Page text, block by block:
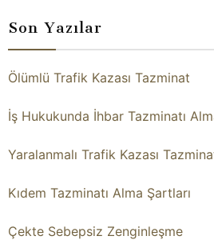
Son Yazılar
Ölümlü Trafik Kazası Tazminat
İş Hukukunda İhbar Tazminatı
Yaralanmalı Trafik Kazası
Kıdem Tazminatı Alma Şartları
Çekte Sebepsiz Zenginleşme